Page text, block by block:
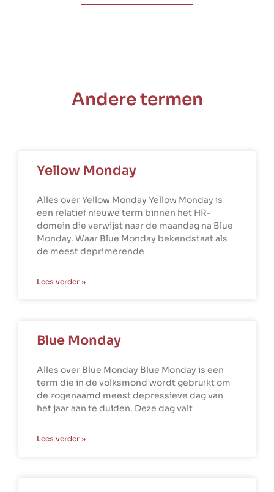
Andere termen
Yellow Monday
Alles over Yellow Monday Yellow Monday is
een relatief nieuwe term binnen het HR-
domein die verwijst naar de maandag na Blue
Monday. Waar Blue Monday bekendstaat als
de meest deprimerende
Lees verder »
Blue Monday
Alles over Blue Monday Blue Monday is een
term die in de volksmond wordt gebruikt om
de zogenaamd meest depressieve dag van
het jaar aan te duiden. Deze dag valt
Lees verder »